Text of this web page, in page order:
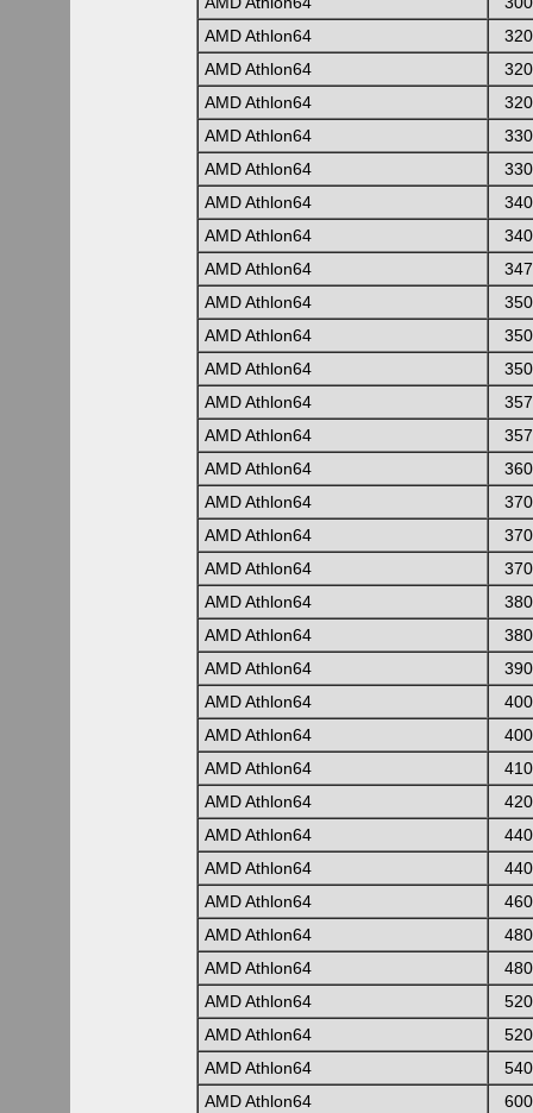
AMD Athlon64
AMD Athlon64
AMD Athlon64
AMD Athlon64
AMD Athlon64
AMD Athlon64
AMD Athlon64
AMD Athlon64
AMD Athlon64
AMD Athlon64
AMD Athlon64
AMD Athlon64
AMD Athlon64
AMD Athlon64
AMD Athlon64
AMD Athlon64
AMD Athlon64
AMD Athlon64
AMD Athlon64
AMD Athlon64
AMD Athlon64
AMD Athlon64
AMD Athlon64
AMD Athlon64
AMD Athlon64
AMD Athlon64
AMD Athlon64
AMD Athlon64
AMD Athlon64
AMD Athlon64
AMD Athlon64
AMD Athlon64
AMD Athlon64